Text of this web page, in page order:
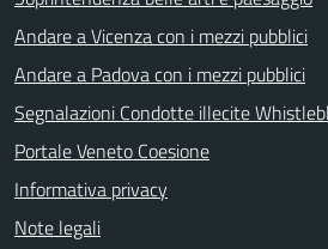
Andare a Vicenza con i mezzi pubblici
Andare a Padova con i mezzi pubblici
Segnalazioni Condotte illecite
Portale Veneto Coesione
Informativa privacy
Note legali